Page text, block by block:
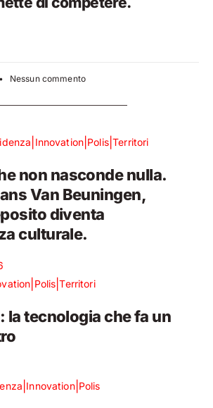
Nessun commento
Innovation Polis|Territori
non nasconde nulla.
Van Beuningen,
diventa
culturale.
Polis |Territori
la tecnologia che fa un
Innovation| Polis